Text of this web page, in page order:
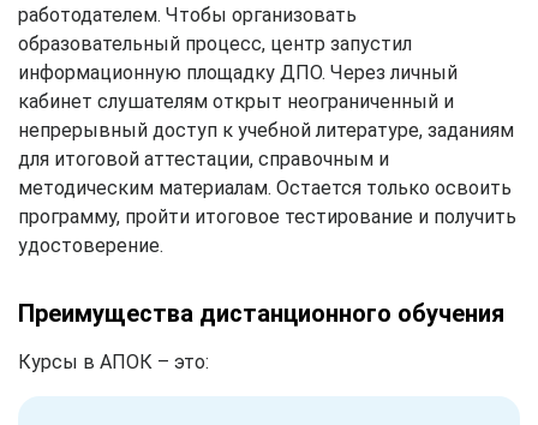
работодателем. Чтобы организовать
образовательный процесс, центр запустил
информационную площадку ДПО. Через личный
кабинет слушателям открыт неограниченный и
непрерывный доступ к учебной литературе, заданиям
для итоговой аттестации, справочным и
методическим материалам. Остается только освоить
программу, пройти итоговое тестирование и получить
удостоверение.
Преимущества дистанционного обучения
Курсы в АПОК – это: